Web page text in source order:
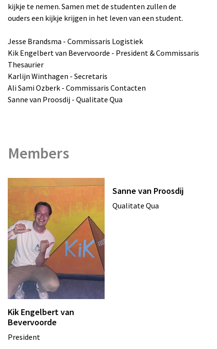
kijkje te nemen. Samen met de studenten zullen de
ouders een kijkje krijgen in het leven van een student.
Jesse Brandsma - Commissaris Logistiek
Kik Engelbert van Bevervoorde - President & Commissaris
Thesaurier
Karlijn Winthagen - Secretaris
Ali Sami Ozberk - Commissaris Contacten
Sanne van Proosdij - Qualitate Qua
Members
Kik Engelbert van
Bevervoorde
President
Sanne van Proosdij
Qualitate Qua